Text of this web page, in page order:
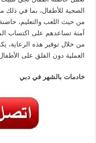
الصحية للأطفال، بما في ذلك
من حيث اللعب والتعليم،
آمنة تساعدهم على اكتساب
من خلال توفير هذه الرعاية،
العملية دون القلق على
خادمات بالشهر في دبي